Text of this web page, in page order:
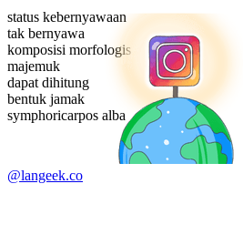
status kebernyawaan
tak bernyawa
komposisi morfologis
majemuk
dapat dihitung
bentuk jamak
symphoricarpos alba
@langeek.co